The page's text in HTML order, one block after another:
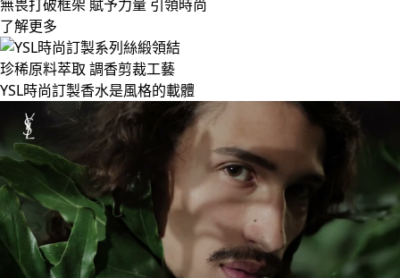
無畏打破框架 賦予力量 引領時尚
了解更多
珍稀原料萃取 調香剪裁工藝
YSL時尚訂製香水是風格的載體